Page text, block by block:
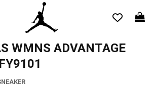
WMNS ADVANTAGE